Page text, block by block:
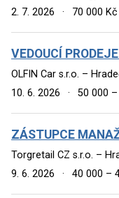
2. 7. 2026
· 70 000 Kč
VEDOUCÍ
OLFIN Car s.r.o. –
10. 6. 2026
· 50 000
ZÁSTUPCE
Torgretail CZ s.r.o. –
9. 6. 2026
· 40 000 –